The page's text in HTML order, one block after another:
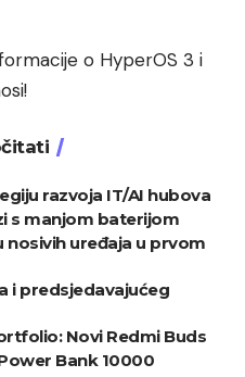
o HyperOS 3 i
razvoja IT/AI hubova
s manjom baterijom
nosivih uređaja u prvom
i predsjedavajućeg
Novi Redmi Buds
Bank 10000